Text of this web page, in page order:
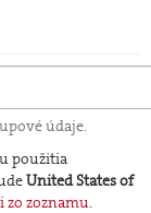
údaje.
použitia
United States of
zo zoznamu.